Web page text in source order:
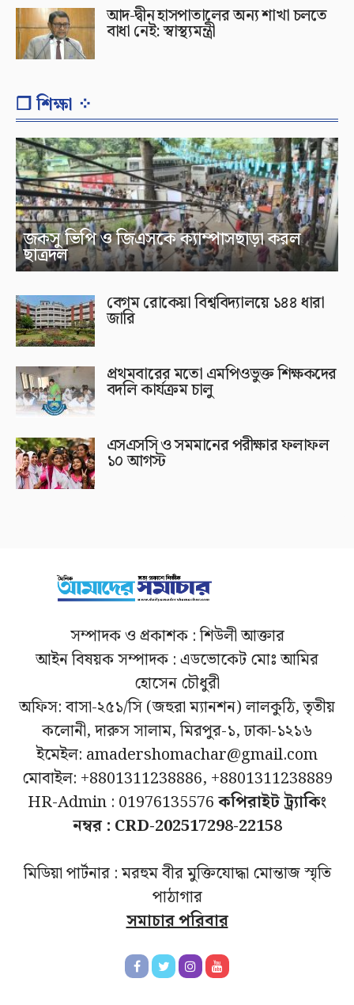
আদ-দ্বীন হাসপাতালের অন্য শাখা চলতে
বাধা নেই: স্বাস্থ্যমন্ত্রী
❐ শিক্ষা ⁘
জকসু ভিপি ও জিএসকে ক্যাম্পাসছাড়া করল
ছাত্রদল
বেগম রোকেয়া বিশ্ববিদ্যালয়ে ১৪৪ ধারা
জারি
প্রথমবারের মতো এমপিওভুক্ত শিক্ষকদের
বদলি কার্যক্রম চালু
এসএসসি ও সমমানের পরীক্ষার ফলাফল
১০ আগস্ট
সম্পাদক ও প্রকাশক : শিউলী আক্তার
আইন বিষয়ক সম্পাদক : এডভোকেট মোঃ আমির
হোসেন চৌধুরী
অফিস: বাসা-২৫১/সি (জহুরা ম্যানশন) লালকুঠি, তৃতীয়
কলোনী, দারুস সালাম, মিরপুর-১, ঢাকা-১২১৬
ইমেইল: amadershomachar@gmail.com
মোবাইল: +8801311238886, +8801311238889
HR-Admin : 01976135576কপিরাইট ট্র্যাকিং
নম্বর : CRD-202517298-22158
মিডিয়া পার্টনার : মরহুম বীর মুক্তিযোদ্ধা মোন্তাজ স্মৃতি
পাঠাগার
সমাচার পরিবার